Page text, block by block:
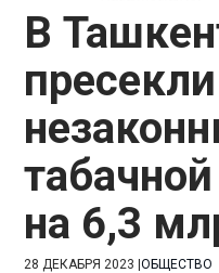
В
пресекли
на 6,3
28 ДЕКАБРЯ 2023 |ОБЩЕСТВО